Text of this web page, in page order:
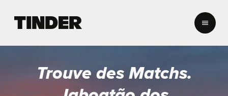
i
Trouve des Matchs.